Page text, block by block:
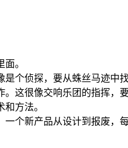
。
个侦探，要从蛛丝马迹中找
这很像交响乐团的指挥，
方法。
个新产品从设计到报废，